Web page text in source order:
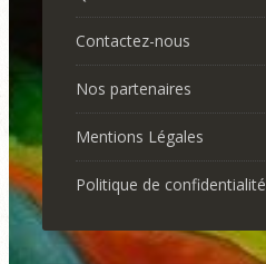
Contactez-nous
Nos partenaires
Mentions Légales
Politique de confidentialité